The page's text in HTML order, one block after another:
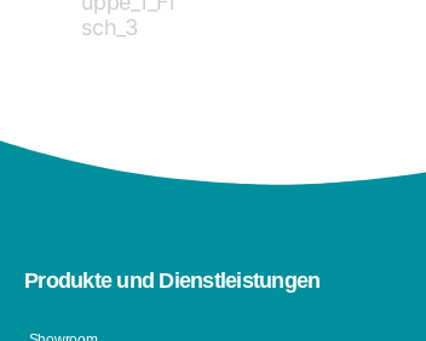
Produkte und Dienstleistungen